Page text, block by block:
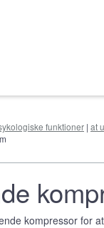
funktioner | at
kompressor for